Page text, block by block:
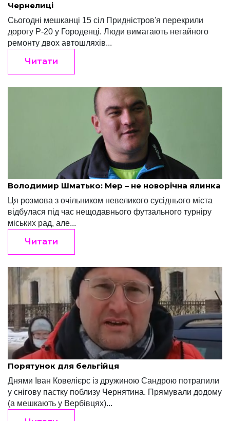
Чернелиці
Сьогодні мешканці 15 сіл Придністров'я перекрили
дорогу Р-20 у Городенці. Люди вимагають негайного
ремонту двох автошляхів...
Читати
Ігор Терлецький Серпень 28, 2019
Володимир Шматько: Мер – не новорічна ялинка
Ця розмова з очільником невеликого сусід­нього міста
відбулася під час нещодавнього футзального турніру
міських рад, але...
Читати
Ігор Терлецький Лютий 17, 2021
Порятунок для бельгійця
Днями Іван Ковелієрс із дружиною Сандрою потрапили
у снігову пастку поблизу Чернятина. Прямували додому
(а мешкають у Вербівцях)...